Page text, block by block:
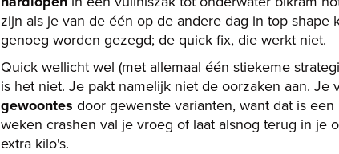
zijn als je van de één op de andere dag in top shape
genoeg worden gezegd; de quick fix, die werkt niet.
Quick wellicht wel (met allemaal één stiekeme
is het niet. Je pakt namelijk niet de oorzaken aan.
gewoontes door gewenste varianten, want dat is
weken crashen val je vroeg of laat alsnog terug in je
extra kilo's.